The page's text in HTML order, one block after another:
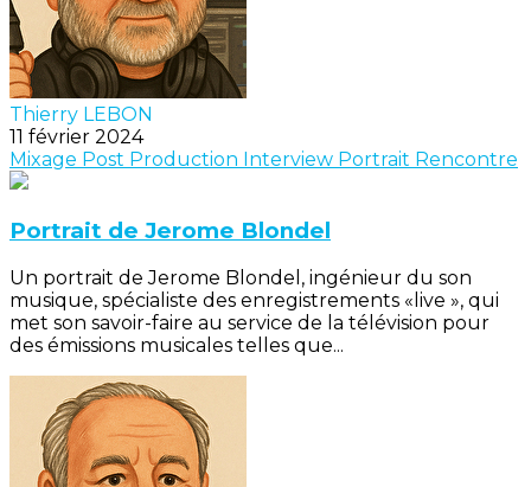
Thierry LEBON
11 février 2024
Mixage Post Production Interview Portrait Rencontre
Portrait de Jerome Blondel
Un portrait de Jerome Blondel, ingénieur du son
musique, spécialiste des enregistrements «live », qui
met son savoir-faire au service de la télévision pour
des émissions musicales telles que...